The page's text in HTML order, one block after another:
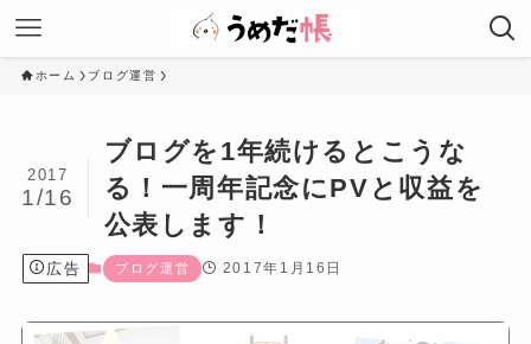
ホーム ブログ運営
ブログを1年続けるとこうな
る！一周年記念にPVと収益を
公表します！
2017
1/16
広告 ブログ運営 2017年1月16日